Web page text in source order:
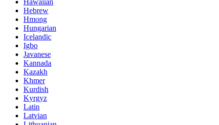
Hebrew
Hmong
Hungarian
Icelandic
Igbo
Javanese
Kannada
Kazakh
Khmer
Kurdish
Kyrgyz
Latin
Latvian